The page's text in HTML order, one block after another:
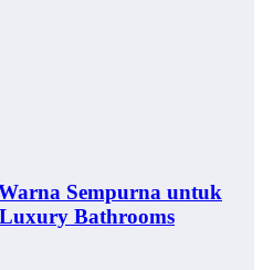
Sempurna untuk
Bathrooms